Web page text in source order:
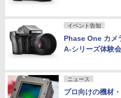
イベント告知
Phase One カメ
A-シリーズ体験会
ニュース
プロ向けの機材